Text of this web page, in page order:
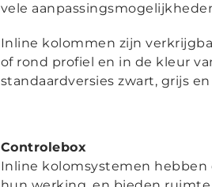
vele
Inline kolommen zijn
of rond profiel en in de kleur
standaardversies zwart, grijs
Controlebox
Inline kolomsystemen